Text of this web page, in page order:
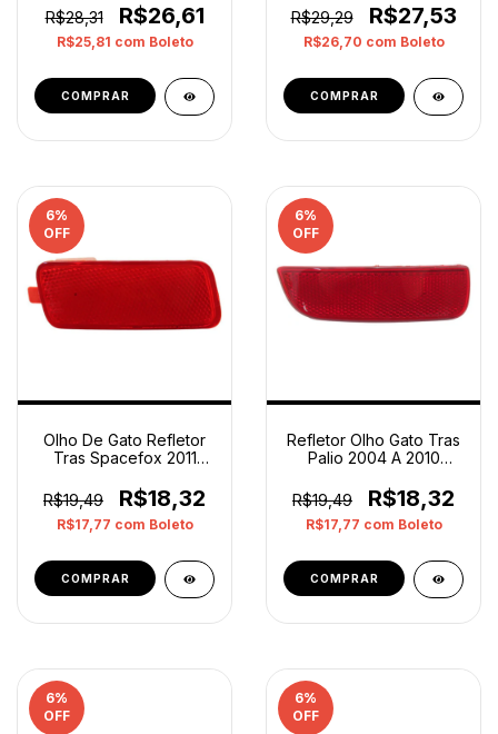
Vermelho
R$28,31 R$26,61
R$25,81 com Boleto
Vermelho
R$29,29 R$27,53
R$26,70 com Boleto
6%
OFF
Olho De Gato Refletor
Tras Spacefox 2011
Vermelho
R$19,49 R$18,32
R$17,77 com Boleto
6%
OFF
Refletor Olho Gato Tras
Palio 2004 A 2010
Vermelho
R$19,49 R$18,32
R$17,77 com Boleto
6%
OFF
6%
OFF